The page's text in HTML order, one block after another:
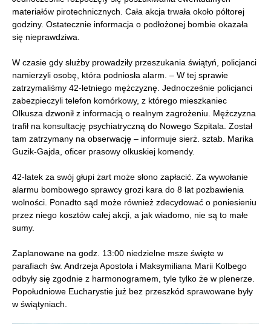
materiałów pirotechnicznych. Cała akcja trwała około półtorej
godziny. Ostatecznie informacja o podłożonej bombie okazała
się nieprawdziwa.
W czasie gdy służby prowadziły przeszukania świątyń, policjanci
namierzyli osobę, która podniosła alarm. – W tej sprawie
zatrzymaliśmy 42-letniego mężczyznę. Jednocześnie policjanci
zabezpieczyli telefon komórkowy, z którego mieszkaniec
Olkusza dzwonił z informacją o realnym zagrożeniu. Mężczyzna
trafił na konsultację psychiatryczną do Nowego Szpitala. Został
tam zatrzymany na obserwację – informuje sierż. sztab. Marika
Guzik-Gajda, oficer prasowy olkuskiej komendy.
42-latek za swój głupi żart może słono zapłacić. Za wywołanie
alarmu bombowego sprawcy grozi kara do 8 lat pozbawienia
wolności. Ponadto sąd może również zdecydować o poniesieniu
przez niego kosztów całej akcji, a jak wiadomo, nie są to małe
sumy.
Zaplanowane na godz. 13:00 niedzielne msze święte w
parafiach św. Andrzeja Apostoła i Maksymiliana Marii Kolbego
odbyły się zgodnie z harmonogramem, tyle tylko że w plenerze.
Popołudniowe Eucharystie już bez przeszkód sprawowane były
w świątyniach.